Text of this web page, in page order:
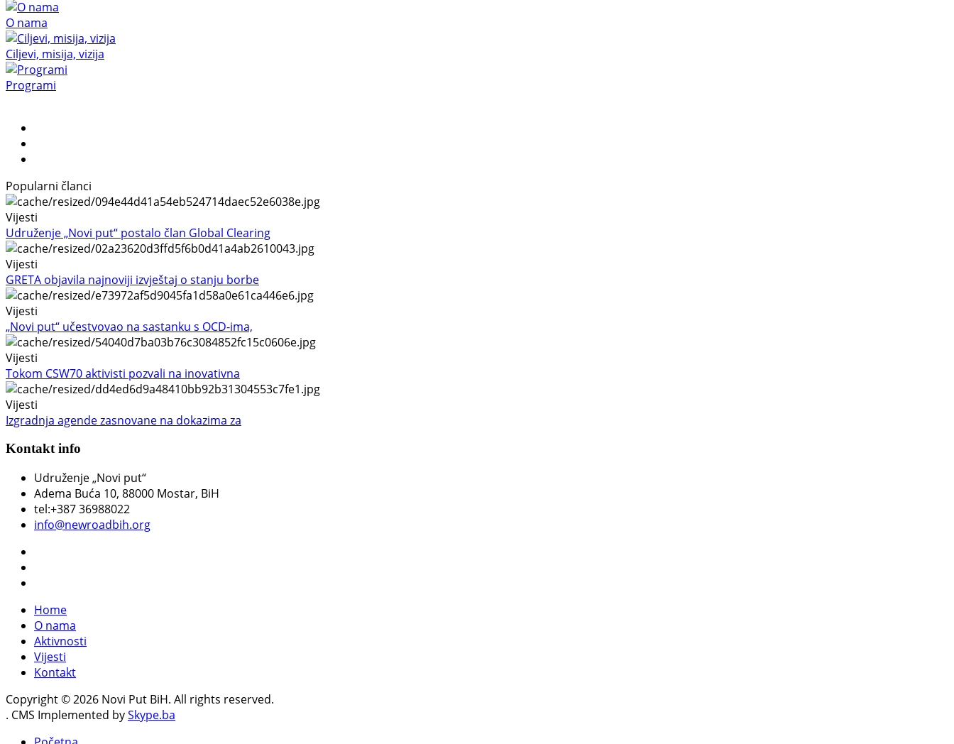
O nama
Ciljevi, misija, vizija
Programi
Popularni članci
Vijesti
Udruženje „Novi put“ postalo član Global Clearing
Vijesti
GRETA objavila najnoviji izvještaj o stanju borbe
Vijesti
„Novi put“ učestvovao na sastanku s OCD-ima,
Vijesti
Tokom CSW70 aktivisti pozvali na inovativna
Vijesti
Izgradnja agende zasnovane na dokazima za
Kontakt info
Udruženje „Novi put“
Adema Buća 10, 88000 Mostar, BiH
tel:+387 36988022
info@newroadbih.org
Home
O nama
Aktivnosti
Vijesti
Kontakt
Copyright © 2026 Novi Put BiH. All rights reserved.
. CMS Implemented bySkype.ba